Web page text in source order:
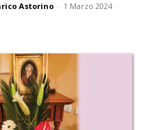
Astorino - 1 Marzo 2024